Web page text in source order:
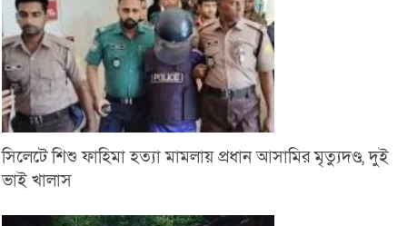
সিলেটে শিশু ফাহিমা হত্যা মামলায় প্রধান আসামির মৃত্যুদণ্ড, দুই
ভাই খালাস